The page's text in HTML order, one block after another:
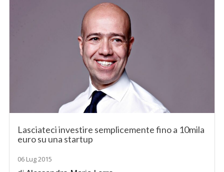
Lasciateci investire semplicemente fino a 10mila
euro su una startup
06 Lug 2015